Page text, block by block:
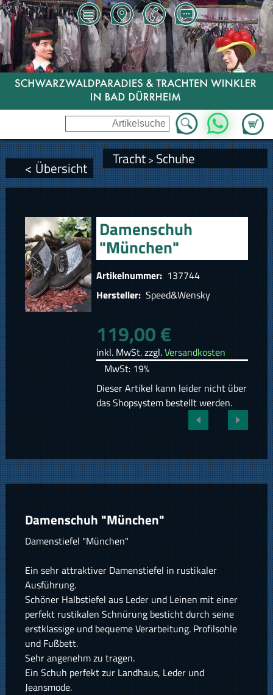
Zum
WhatsApp
< Übersicht Tracht> Schuhe
Damenschuh
"München"
Artikelnummer: 137744
Hersteller: Speed&Wensky
119,00 €
inkl. MwSt. zzgl.Versandkosten
MwSt: 19%
Dieser Artikel kann leider nicht über
das Shopsystem bestellt werden.
Damenschuh "München"
Damenstiefel "München"
Ein sehr attraktiver Damenstiefel in rustikaler
Ausführung.
Schöner Halbstiefel aus Leder und Leinen mit einer
perfekt rustikalen Schnürung besticht durch seine
erstklassige und bequeme Verarbeitung. Profilsohle
und Fußbett.
Sehr angenehm zu tragen.
Ein Schuh perfekt zur Landhaus, Leder und
Jeansmode.